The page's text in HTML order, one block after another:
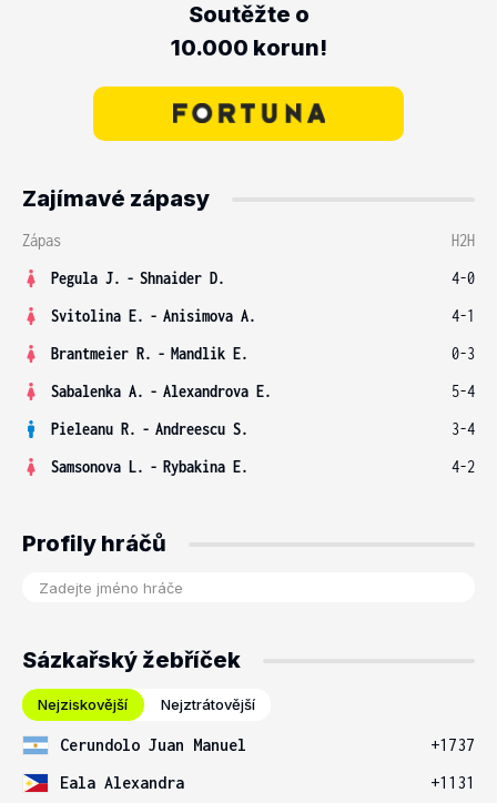
Soutěžte o
10.000 korun!
Zajímavé zápasy
Zápas
H2H
Pegula J. - Shnaider D.
4-0
Svitolina E. - Anisimova A.
4-1
Brantmeier R. - Mandlik E.
0-3
Sabalenka A. - Alexandrova E.
5-4
Pieleanu R. - Andreescu S.
3-4
Samsonova L. - Rybakina E. 4-2
Profily hráčů
Sázkařský žebříček
Nejziskovější Nejztrátovější
Cerundolo Juan Manuel
+1737
Eala Alexandra
+1131